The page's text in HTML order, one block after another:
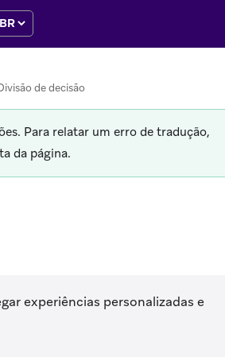
de decisão
Para relatar um erro de tradução,
da página.
experiências personalizadas e